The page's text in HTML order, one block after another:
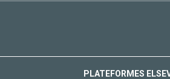
PLATEFORMES